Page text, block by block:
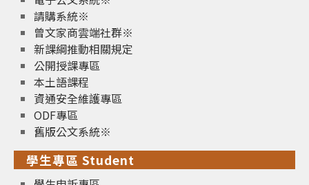
請購系統※
曾文家商雲端社群※
新課綱推動相關規定
公開授課專區
本土語課程
資通安全維護專區
ODF專區
舊版公文系統※
學生專區 Student